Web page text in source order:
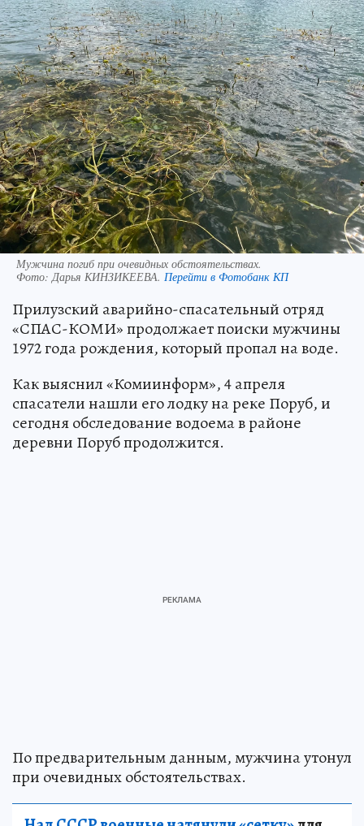
Мужчина погиб при очевидных обстоятельствах.
Фото: Дарья КИНЗИКЕЕВА. Перейти в Фотобанк КП
Прилузский аварийно-спасательный отряд
«СПАС-КОМИ» продолжает поиски мужчины
1972 года рождения, который пропал на воде.
Как выяснил «Комиинформ», 4 апреля
спасатели нашли его лодку на реке Поруб, и
сегодня обследование водоема в районе
деревни Поруб продолжится.
По предварительным данным, мужчина утонул
при очевидных обстоятельствах.